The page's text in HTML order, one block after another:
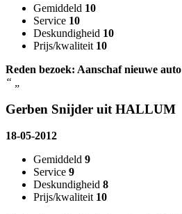
Gemiddeld 10
Service 10
Deskundigheid 10
Prijs/kwaliteit 10
Reden bezoek: Aanschaf nieuwe auto
“
Gerben Snijder uit HALLUM
18-05-2012
Gemiddeld 9
Service 9
Deskundigheid 8
Prijs/kwaliteit 10